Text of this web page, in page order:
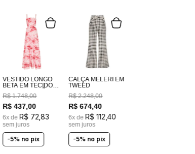
VESTIDO LONGO
BETA EM TECIDO
100% ALGODÃO
ESTAMPADO
COSTAS EM
LASTEX
R$ 1.748,00
R$ 437,00
6x de R$ 72,83
sem juros
-5% no pix
CALÇA MELERI EM
TWEED
R$ 2.248,00
R$ 674,40
6x de R$ 112,40
sem juros
-5% no pix